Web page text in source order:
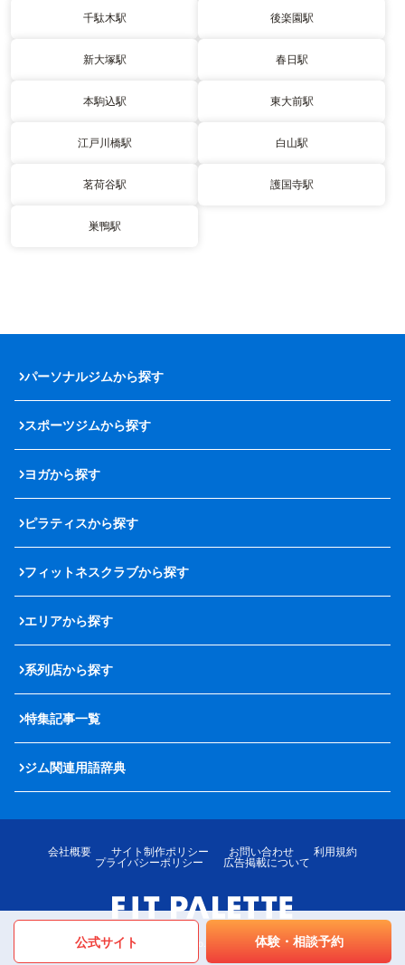
千駄木駅 後楽園駅
新大塚駅 春日駅
本駒込駅 東大前駅
江戸川橋駅 白山駅
茗荷谷駅 護国寺駅
巣鴨駅
公式サイト 体験・相談予約
パーソナルジムから探す
スポーツジムから探す
ヨガから探す
ピラティスから探す
フィットネスクラブから探す
エリアから探す
系列店から探す
特集記事一覧
ジム関連用語辞典
会社概要 サイト制作ポリシー お問い合わせ
利用規約
プライバシーポリシー
広告掲載について
© LOTTE MediPalette Co.,Ltd. All rights reserved.